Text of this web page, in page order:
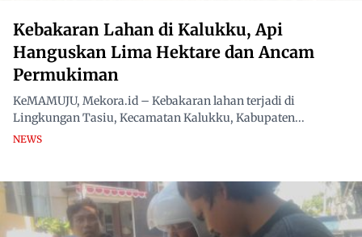
Kebakaran Lahan di Kalukku, Api
Hanguskan Lima Hektare dan Ancam
Permukiman
KeMAMUJU, Mekora.id – Kebakaran lahan terjadi di
Lingkungan Tasiu, Kecamatan Kalukku, Kabupaten...
NEWS